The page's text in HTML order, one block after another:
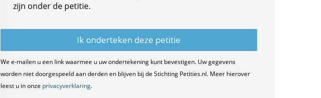
zijn onder de petitie.
We e-mailen u een link waarmee u uw ondertekening kunt bevestigen. Uw gegevens
worden niet doorgespeeld aan derden en blijven bij de Stichting Petities.nl. Meer hierover
leest u in onze privacyverklaring.